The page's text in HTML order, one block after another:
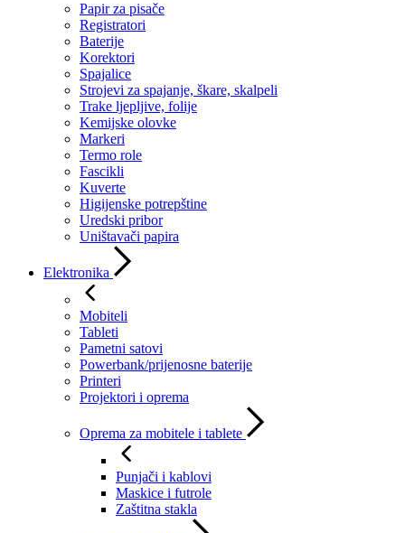
Papir za pisače
Registratori
Baterije
Korektori
Spajalice
Strojevi za spajanje, škare, skalpeli
Trake ljepljive, folije
Kemijske olovke
Markeri
Termo role
Fascikli
Kuverte
Higijenske potrepštine
Uredski pribor
Uništavači papira
Elektronika
Mobiteli
Tableti
Pametni satovi
Powerbank/prijenosne baterije
Printeri
Projektori i oprema
Oprema za mobitele i tablete
Punjači i kablovi
Maskice i futrole
Zaštitna stakla